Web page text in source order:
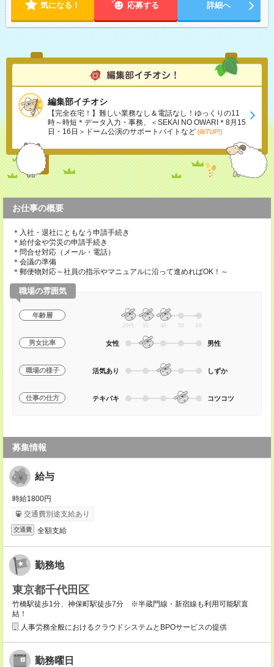
気になる！ 応募する 詳細へ
編集部イチオシ
【完全在宅！】難しい業務なし＆電話なし！ゆっくりの11
時～時短＊データ入力・事務、＜SEKAI NO OWARI＊8月15
日・16日＞ドーム公演のサポートバイトなど (8/7UP!)
お仕事の概要
＊入社・退社にともなう申請手続き
＊給付金や労災の申請手続き
＊問合せ対応（メール・電話）
＊会議の準備
＊郵便物対応～社員の指示やマニュアルに沿って進めればOK！～
職場の雰囲気
年齢層
20代 30 40 50 60
男女比率 女性 男性
職場の様子 活気あり しずか
仕事の仕方 テキパキ コツコツ
募集情報
給与
時給1800円
交通費別途支給あり
交通費 全額支給
勤務地
東京都千代田区
竹橋駅徒歩1分、神保町駅徒歩7分 ※半蔵門線・新宿線も利用可能駅直
結！
人事労務全般におけるクラウドシステムとBPOサービスの提供
勤務曜日